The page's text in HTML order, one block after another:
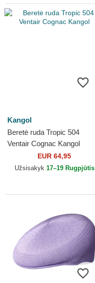
Kangol
Beretė ruda Tropic 504
Ventair Cognac Kangol
EUR 64,95
Užsisakyk 17–19 Rugpjūtis